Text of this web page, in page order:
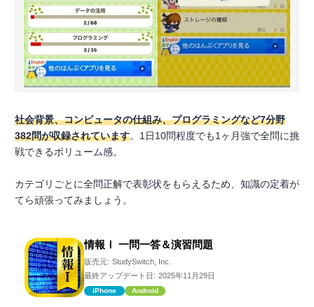
社会背景、コンピュータの仕組み、プログラミングなど7分野
382問が収録されています。1日10問程度でも1ヶ月強で全問に挑
戦できるボリューム感。
カテゴリごとに全問正解で表彰状をもらえるため、知識の定着が
てら頑張ってみましょう。
情報Ⅰ 一問一答＆演習問題
販売元: StudySwitch, Inc.
最終アップデート日: 2025年11月29日
iPhone Android